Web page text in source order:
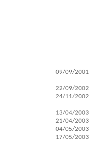
09/09/2001
22/09/2002
24/11/2002
13/04/2003
21/04/2003
04/05/2003
17/05/2003